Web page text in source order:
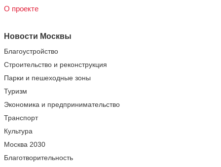
О проекте
Новости Москвы
Благоустройство
Строительство и реконструкция
Парки и пешеходные зоны
Туризм
Экономика и предпринимательство
Транспорт
Культура
Москва 2030
Благотворительность